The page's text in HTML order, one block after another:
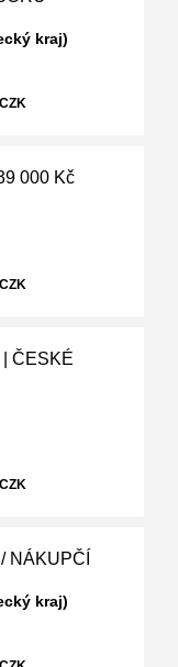
kraj)
000 Kč
ČESKÉ
NÁKUPČÍ
kraj)